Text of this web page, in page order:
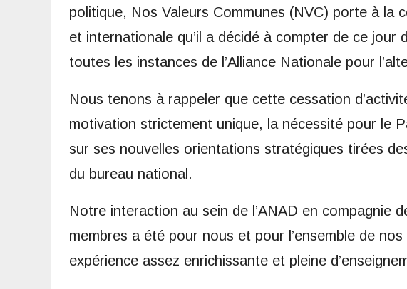
politique, Nos Valeurs Communes (NVC) porte à la
et internationale qu’il a décidé à compter de ce jour
toutes les instances de l’Alliance Nationale pour
Nous tenons à rappeler que cette cessation
motivation strictement unique, la nécessité pour le
sur ses nouvelles orientations stratégiques tirées
du bureau national.
Notre interaction au sein de l’ANAD en compagnie
membres a été pour nous et pour l’ensemble de
expérience assez enrichissante et pleine